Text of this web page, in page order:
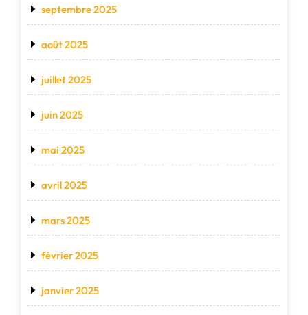
septembre 2025
août 2025
juillet 2025
juin 2025
mai 2025
avril 2025
mars 2025
février 2025
janvier 2025